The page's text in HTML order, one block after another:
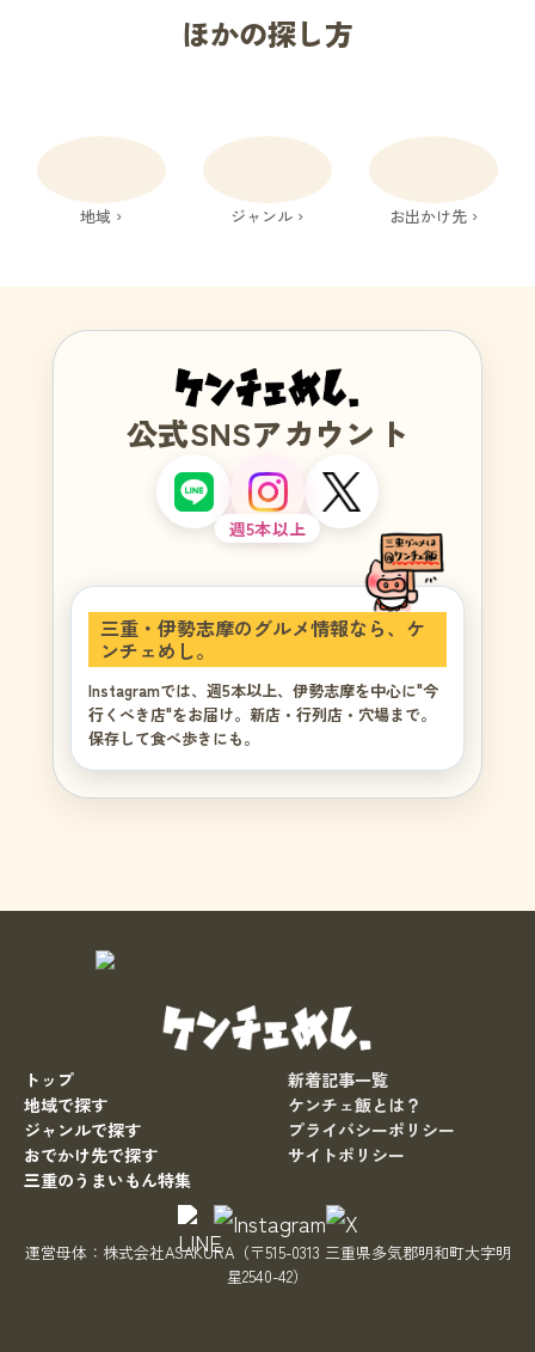
ほかの探し方
地域 › ジャンル › お出かけ先 ›
公式SNSアカウント
週5本以上
三重・伊勢志摩のグルメ情報なら、ケ
ンチェめし。
Instagramでは、週5本以上、伊勢志摩を中心に"今
行くべき店"をお届け。新店・行列店・穴場まで。
保存して食べ歩きにも。
トップ
地域で探す
ジャンルで探す
おでかけ先で探す
三重のうまいもん特集
新着記事一覧
ケンチェ飯とは？
プライバシーポリシー
サイトポリシー
運営母体： 株式会社ASAKURA（〒515-0313 三重県多気郡明和町大字明
星2540-42）